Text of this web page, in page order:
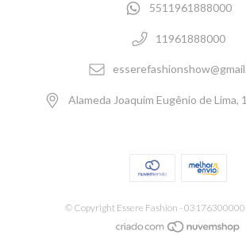
5511961888000
11961888000
Alameda Joaquim Eugênio de Lima,
© Copyright Essere Fashion -